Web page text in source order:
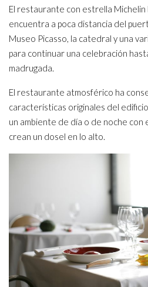
El restaurante con estrella Michelin
encuentra a poca distancia del
Museo Picasso, la catedral y una
para continuar una celebración
madrugada.
El restaurante atmosférico ha
características originales del
un ambiente de día o de noche
crean un dosel en lo alto.